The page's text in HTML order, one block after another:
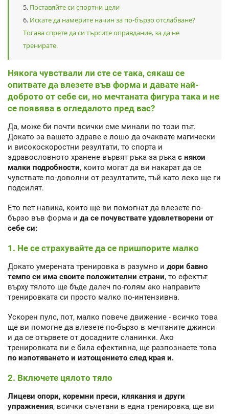
Поставяйте си спортни цели
Искате да намерите начин за по-бързо отслабване?
Тогава спрете да си търсите оправдание, за да не
тренирате.
Някога чувствали ли сте се така, сякаш се
опитвате да влезете във форма и давате най-
доброто от себе си, но мечтаната фигура така и не
се появява в огледалото пред вас?
Да, може би почти всички сме минали по този път.
Докато за вашето здраве е лошо да очаквате магически
и високоскоростни резултати, то спорта и
здравословното хранене вървят ръка за ръка с някои
малки подробности, които могат да ви накарат да се
чувствате по-доволни от резултатите, тъй като леко ще ги
подсилят.
Ето пет навика, които ще ви помогнат да влезете по-
бързо във форма и да се почувствате удовлетворени от
себе си:
1. Не се страхувайте да се пришпорите малко
Докато умерената тренировка в разумно и дори бавно
темпо си има своите положителни страни, то ефектът
върху тялото ще бъде далеч по-голям ако направите
тренировката си просто малко по-интензивна.
Ускорен пулс, пот, малко повече движение - всичко това
ще ви помогне да влезете по-бързо в мечтаните джинси
и да се отървете от досадните сланинки. Ако
тренировката ви е била ефективна, ще разпознаете това
по изпотяването и изтощението след края и.
2. Включете цялото тяло
Лицеви опори, коремни преси, клякания и други
упражнения, всички съчетани в една тренировка, ще ви